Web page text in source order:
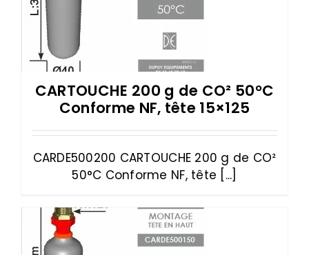
CARTOUCHE 200 g de CO² 50°C
Conforme NF, tête 15×125
CARDE500200 CARTOUCHE 200 g de CO²
50°C Conforme NF, tête [...]